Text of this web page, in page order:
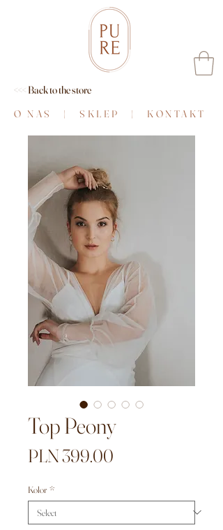
<<< Back to the store
O NAS | SKLEP | KONTAKT
Top Peony
PLN 399.00
Kolor *